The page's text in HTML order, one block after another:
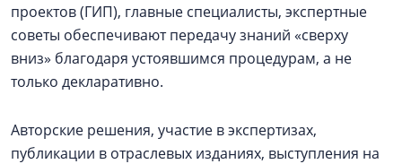
проектов (ГИП), главные специалисты, экспертные
советы обеспечивают передачу знаний «сверху
вниз» благодаря устоявшимся процедурам, а не
только декларативно.
Авторские решения, участие в экспертизах,
публикации в отраслевых изданиях, выступления на